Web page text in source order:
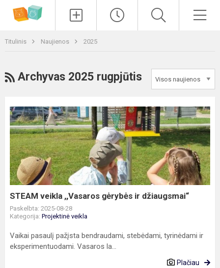
Titulinis Naujienos 2025
RSS
Archyvas 2025 rugpjūtis
STEAM
veikla
,,Vasaros
gėrybės
ir
džiaugsmai“
STEAM veikla ,,Vasaros gėrybės ir džiaugsmai“
Paskelbta: 2025-08-28
Kategorija: Projektinė veikla
Vaikai pasaulį pažįsta bendraudami, stebėdami, tyrinėdami ir
eksperimentuodami. Vasaros la...
Plačiau